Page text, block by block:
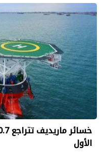
الأول